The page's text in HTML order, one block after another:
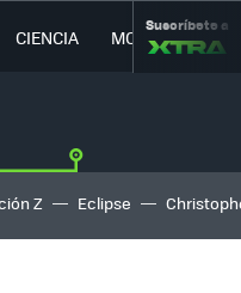
CIENCIA MOVILIDAD
Suscríbete a
Z Eclipse